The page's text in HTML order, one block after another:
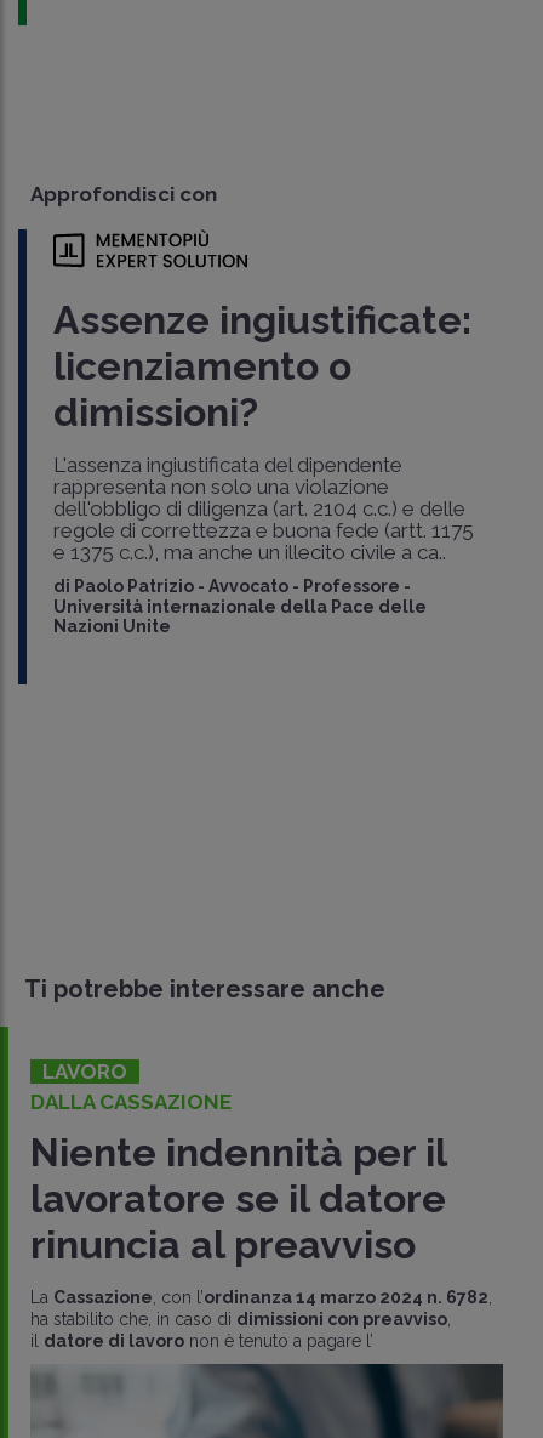
Approfondisci con
Assenze ingiustificate:
licenziamento o
dimissioni?
L'assenza ingiustificata del dipendente
rappresenta non solo una violazione
dell'obbligo di diligenza (art. 2104 c.c.) e delle
regole di correttezza e buona fede (artt. 1175
e 1375 c.c.), ma anche un illecito civile a ca..
di Paolo Patrizio - Avvocato - Professore -
Università internazionale della Pace delle
Nazioni Unite
Ti potrebbe interessare anche
LAVORO
DALLA CASSAZIONE
Niente indennità per il
lavoratore se il datore
rinuncia al preavviso
La Cassazione , con l’ordinanza 14 marzo 2024 n. 6782
ha stabilito che, in caso di dimissioni con preavviso
il datore di lavoro non è tenuto a pagare l’